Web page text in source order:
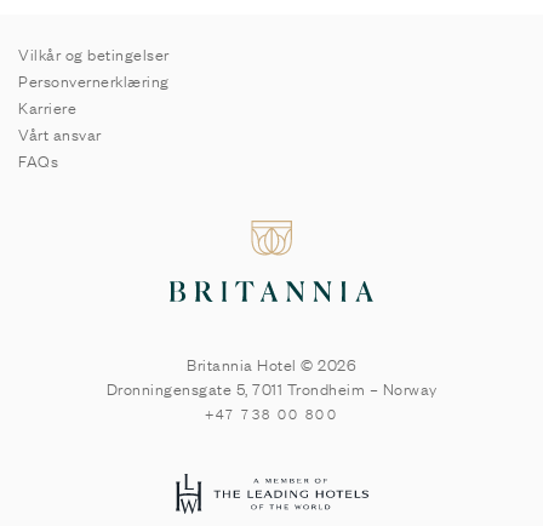
Vilkår og betingelser
Personvernerklæring
Karriere
Vårt ansvar
FAQs
Britannia Hotel © 2026
Dronningensgate 5, 7011 Trondheim – Norway
+47 738 00 800